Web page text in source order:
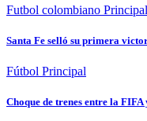
Futbol colombiano Principal
Santa Fe selló su primera
Fútbol Principal
Choque de trenes entre la FIFA